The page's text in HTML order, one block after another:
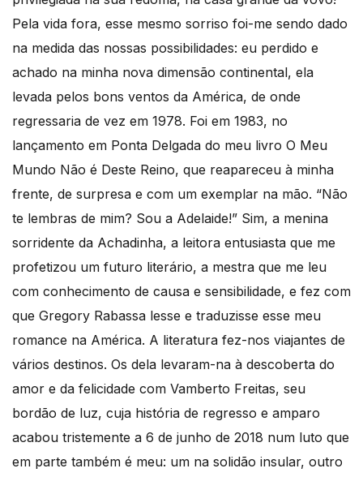
Pela vida fora, esse mesmo sorriso foi-me sendo dado
na medida das nossas possibilidades: eu perdido e
achado na minha nova dimensão continental, ela
levada pelos bons ventos da América, de onde
regressaria de vez em 1978. Foi em 1983, no
lançamento em Ponta Delgada do meu livro O Meu
Mundo Não é Deste Reino, que reapareceu à minha
frente, de surpresa e com um exemplar na mão. “Não
te lembras de mim? Sou a Adelaide!” Sim, a menina
sorridente da Achadinha, a leitora entusiasta que me
profetizou um futuro literário, a mestra que me leu
com conhecimento de causa e sensibilidade, e fez com
que Gregory Rabassa lesse e traduzisse esse meu
romance na América. A literatura fez-nos viajantes de
vários destinos. Os dela levaram-na à descoberta do
amor e da felicidade com Vamberto Freitas, seu
bordão de luz, cuja história de regresso e amparo
acabou tristemente a 6 de junho de 2018 num luto que
em parte também é meu: um na solidão insular, outro